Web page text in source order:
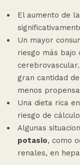
El aumento de
Un mayor
riesgo más bajo
gran cantidad
menos
Una dieta rica
riesgo de
Algunas
potasio, como
renales, en